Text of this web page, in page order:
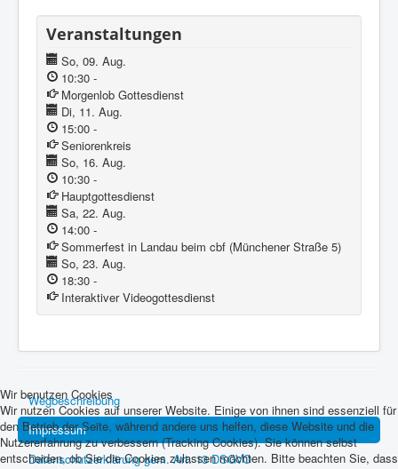
Veranstaltungen
So, 09. Aug.
10:30 -
Morgenlob Gottesdienst
Di, 11. Aug.
15:00 -
Seniorenkreis
So, 16. Aug.
10:30 -
Hauptgottesdienst
Sa, 22. Aug.
14:00 -
Sommerfest in Landau beim cbf (Münchener Straße 5)
So, 23. Aug.
18:30 -
Interaktiver Videogottesdienst
Wegbeschreibung
Impressum
Datenschutzerklärung gem. Art. 13 DSGVO
Wir benutzen Cookies
Wir nutzen Cookies auf unserer Website. Einige von ihnen sind essenziell für
den Betrieb der Seite, während andere uns helfen, diese Website und die
Nutzererfahrung zu verbessern (Tracking Cookies). Sie können selbst
entscheiden, ob Sie die Cookies zulassen möchten. Bitte beachten Sie, dass